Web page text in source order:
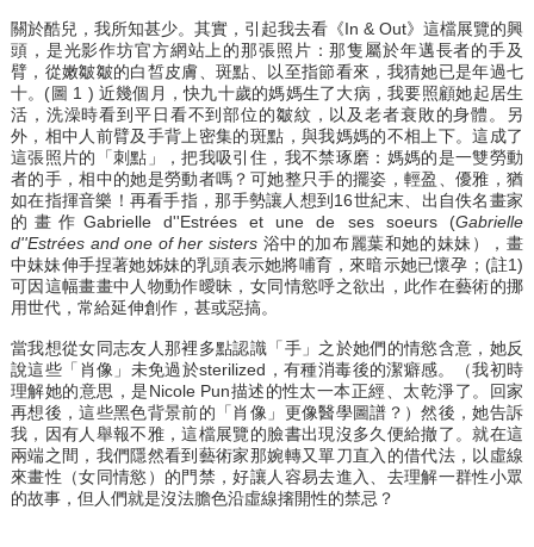
關於酷兒，我所知甚少。其實，引起我去看《In & Out》這檔展覽的興
頭，是光影作坊官方網站上的那張照片：那隻屬於年邁長者的手及
臂，從嫩皺皺的白皙皮膚、斑點、以至指節看來，我猜她已是年過七
十。(圖 1 ) 近幾個月，快九十歲的媽媽生了大病，我要照顧她起居生
活，洗澡時看到平日看不到部位的皺紋，以及老者衰敗的身體。另
外，相中人前臂及手背上密集的斑點，與我媽媽的不相上下。這成了
這張照片的「刺點」，把我吸引住，我不禁琢磨：媽媽的是一雙勞動
者的手，相中的她是勞動者嗎？可她整只手的擺姿，輕盈、優雅，猶
如在指揮音樂！再看手指，那手勢讓人想到16世紀末、出自佚名畫家
的畫作Gabrielle d''Estrées et une de ses soeurs (Gabrielle
d''Estrées and one of her sisters 浴中的加布麗葉和她的妹妹），畫
中妹妹伸手捏著她姊妹的乳頭表示她將哺育，來暗示她已懷孕；(註1)
可因這幅畫畫中人物動作曖昧，女同情慾呼之欲出，此作在藝術的挪
用世代，常給延伸創作，甚或惡搞。
當我想從女同志友人那裡多點認識「手」之於她們的情慾含意，她反
說這些「肖像」未免過於sterilized，有種消毒後的潔癖感。（我初時
理解她的意思，是Nicole Pun描述的性太一本正經、太乾淨了。回家
再想後，這些黑色背景前的「肖像」更像醫學圖譜？）然後，她告訴
我，因有人舉報不雅，這檔展覽的臉書出現沒多久便給撤了。就在這
兩端之間，我們隱然看到藝術家那婉轉又單刀直入的借代法，以虛線
來畫性（女同情慾）的門禁，好讓人容易去進入、去理解一群性小眾
的故事，但人們就是沒法膽色沿虛線撦開性的禁忌？